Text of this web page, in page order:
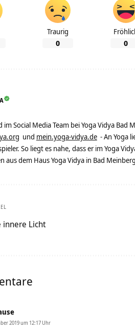
Traurig
0 0
Social Media Team bei Yoga Vidya Bad
und mein.yoga-vidya.de - An Yoga
So liegt es nahe, dass er im Yoga
aus dem Haus Yoga Vidya in Bad
innere Licht
2019 um 12:17 Uhr